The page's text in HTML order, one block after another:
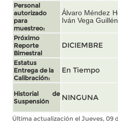
Personal
autorizado
para
muestreo:
Álvaro Méndez
Iván Vega
Próximo
Reporte
Bimestral
DICIEMBRE
Estatus
Entrega de la
Calibración:
En Tiempo
Historial de
Suspensión
NINGUNA
Última actualización el Jueves, 09